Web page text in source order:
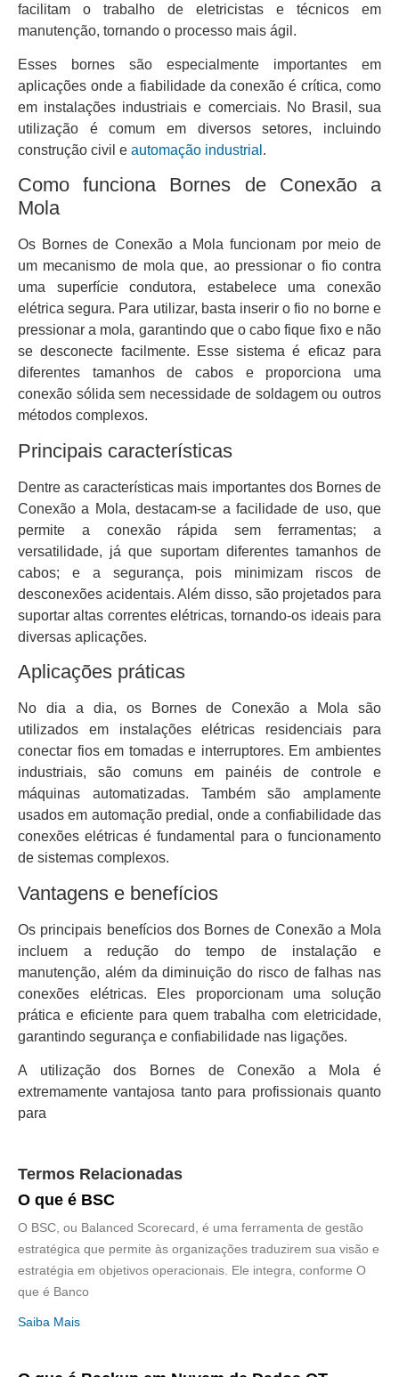
facilitam o trabalho de eletricistas e técnicos em
manutenção, tornando o processo mais ágil.
Esses bornes são especialmente importantes em
aplicações onde a fiabilidade da conexão é crítica, como
em instalações industriais e comerciais. No Brasil, sua
utilização é comum em diversos setores, incluindo
construção civil e automação industrial .
Como funciona Bornes de Conexão a
Mola
Os Bornes de Conexão a Mola funcionam por meio de
um mecanismo de mola que, ao pressionar o fio contra
uma superfície condutora, estabelece uma conexão
elétrica segura. Para utilizar, basta inserir o fio no borne e
pressionar a mola, garantindo que o cabo fique fixo e não
se desconecte facilmente. Esse sistema é eficaz para
diferentes tamanhos de cabos e proporciona uma
conexão sólida sem necessidade de soldagem ou outros
métodos complexos.
Principais características
Dentre as características mais importantes dos Bornes de
Conexão a Mola, destacam-se a facilidade de uso, que
permite a conexão rápida sem ferramentas; a
versatilidade, já que suportam diferentes tamanhos de
cabos; e a segurança, pois minimizam riscos de
desconexões acidentais. Além disso, são projetados para
suportar altas correntes elétricas, tornando-os ideais para
diversas aplicações.
Aplicações práticas
No dia a dia, os Bornes de Conexão a Mola são
utilizados em instalações elétricas residenciais para
conectar fios em tomadas e interruptores. Em ambientes
industriais, são comuns em painéis de controle e
máquinas automatizadas. Também são amplamente
usados em automação predial, onde a confiabilidade das
conexões elétricas é fundamental para o funcionamento
de sistemas complexos.
Vantagens e benefícios
Os principais benefícios dos Bornes de Conexão a Mola
incluem a redução do tempo de instalação e
manutenção, além da diminuição do risco de falhas nas
conexões elétricas. Eles proporcionam uma solução
prática e eficiente para quem trabalha com eletricidade,
garantindo segurança e confiabilidade nas ligações.
A utilização dos Bornes de Conexão a Mola é
extremamente vantajosa tanto para profissionais quanto
para
Termos Relacionadas
O que é BSC
O BSC, ou Balanced Scorecard, é uma ferramenta de gestão
estratégica que permite às organizações traduzirem sua visão e
estratégia em objetivos operacionais. Ele integra, conforme O
que é Banco
Saiba Mais